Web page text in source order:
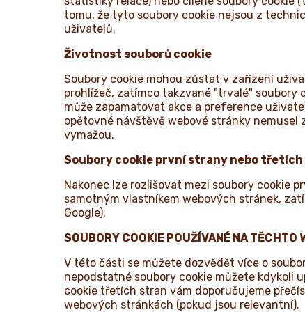
tomu, že tyto soubory cookie nejsou z
uživatelů.
Životnost souborů cookie
Soubory cookie mohou zůstat v zařízení
prohlížeč, zatímco takzvané "trvalé" soubory
může zapamatovat akce a preference
opětovné návštěvě webové stránky
vymažou.
Soubory cookie první strany nebo
Nakonec lze rozlišovat mezi soubory cookie
samotným vlastníkem webových stránek,
Google).
SOUBORY COOKIE POUŽÍVANÉ NA TĚCHTO
V této části se můžete dozvědět více o
nepodstatné soubory cookie můžete kdykoli
cookie třetích stran vám doporučujeme
webových stránkách (pokud jsou relevantní).